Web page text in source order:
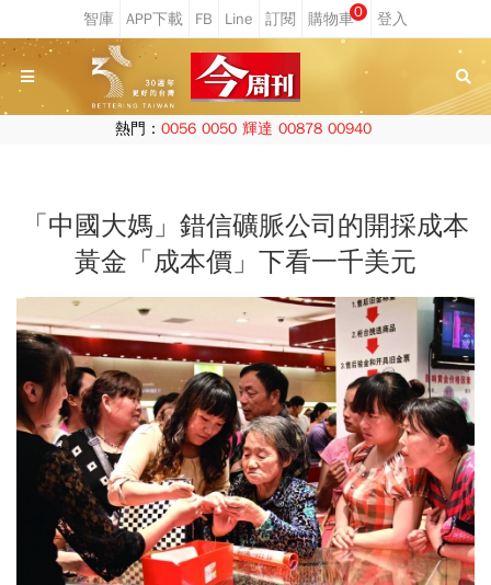
0
熱門： 0056 0050 輝達 00878 00940
「中國大媽」錯信礦脈公司的開採成本
黃金「成本價」下看一千美元